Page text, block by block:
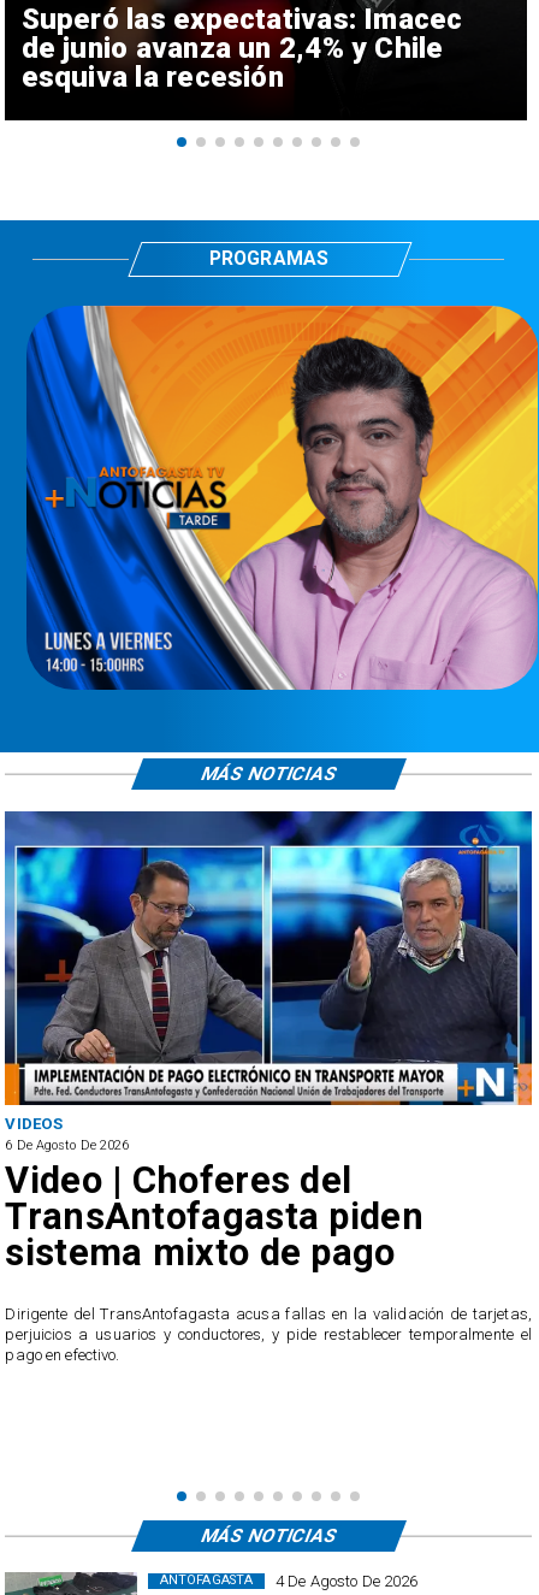
Superó las expectativas: Imacec
de junio avanza un 2,4% y Chile
esquiva la recesión
PROGRAMAS
VIDEOS
6 De Agosto De 2026
Video | Choferes del
TransAntofagasta piden
sistema mixto de pago
​Dirigente del TransAntofagasta acusa fallas en la validación de tarjetas,
perjuicios a usuarios y conductores, y pide restablecer temporalmente el
pago en efectivo.
MÁS NOTICIAS
4 De Agosto De 2026
ANTOFAGASTA
MÁS NOTICIAS